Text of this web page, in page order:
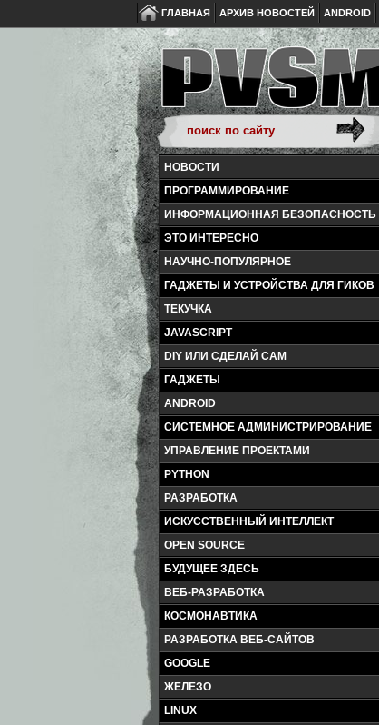
ГЛАВНАЯ АРХИВ НОВОСТЕЙ ANDROID
НОВОСТИ
ПРОГРАММИРОВАНИЕ
ИНФОРМАЦИОННАЯ БЕЗОПАСНОСТЬ
ЭТО ИНТЕРЕСНО
НАУЧНО-ПОПУЛЯРНОЕ
ГАДЖЕТЫ И УСТРОЙСТВА ДЛЯ ГИКОВ
ТЕКУЧКА
JAVASCRIPT
DIY ИЛИ СДЕЛАЙ САМ
ГАДЖЕТЫ
ANDROID
СИСТЕМНОЕ АДМИНИСТРИРОВАНИЕ
УПРАВЛЕНИЕ ПРОЕКТАМИ
PYTHON
РАЗРАБОТКА
ИСКУССТВЕННЫЙ ИНТЕЛЛЕКТ
OPEN SOURCE
БУДУЩЕЕ ЗДЕСЬ
ВЕБ-РАЗРАБОТКА
КОСМОНАВТИКА
РАЗРАБОТКА ВЕБ-САЙТОВ
GOOGLE
ЖЕЛЕЗО
LINUX